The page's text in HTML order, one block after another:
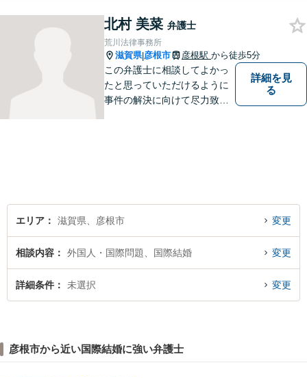
まに、不安を和らげベストな
解決策を提供します「迅速丁
寧」【無料相談有・駐車場完
備】【英語対応可】
北村 美菜 弁護士
荒川法律事務所
滋賀県|彦根市 彦根駅 から徒歩5分
この弁護士に相談してよかっ
たと思っていただけるように
事件の解決に向けて尽力致し
詳細を見
る
エリア 滋賀県、彦根市 変更
相談内容 外国人・国際問題、国際結婚 変更
詳細条件 未選択 変更
彦根市から近い国際結婚に強い弁護士